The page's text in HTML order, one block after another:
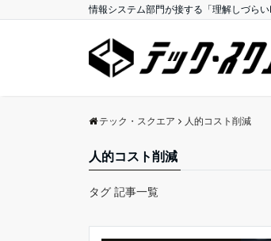
情報システム部門が接する「理解しづら
テック・スクエア 人的コスト削減
人的コスト削減
タグ 記事一覧